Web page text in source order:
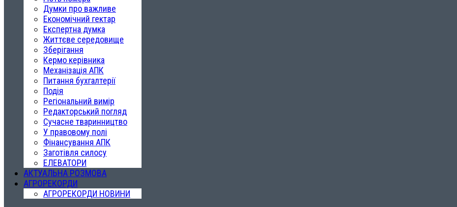
Думки про важливе
Економічний гектар
Експертна думка
Життєве середовище
Зберігання
Кермо керівника
Механізація АПК
Питання бухгалтерії
Подія
Регіональний вимір
Редакторський погляд
Сучасне тваринництво
У правовому полі
Фінансування АПК
Заготівля силосу
ЕЛЕВАТОРИ
АКТУАЛЬНА РОЗМОВА
АГРОРЕКОРДИ
АГРОРЕКОРДИ НОВИНИ